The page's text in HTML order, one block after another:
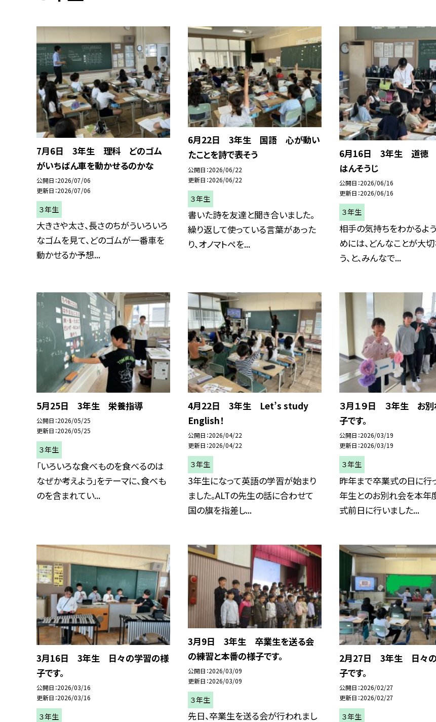
7月6日 3年生 理科 どのゴム
がいちばん車を動かせるのかな
公開日 2026/07/06
更新日 2026/07/06
３年生
大きさや太さ、長さのちがういろいろ
なゴムを見て、どのゴムが一番車を
動かせるか予想...
6月22日 3年生 国語 心が動い
たことを詩で表そう
公開日 2026/06/22
更新日 2026/06/22
３年生
書いた詩を友達と聞き合いました。
繰り返して使っている言葉があった
り、オノマトペを...
6月16日 3年生 道徳
はんそうじ
公開日 2026/06/16
更新日 2026/06/16
３年生
相手の気持ちをわかるよ
めには、どんなことが大
う、と、みんなで...
5月25日 3年生 栄養指導
公開日 2026/05/25
更新日 2026/05/25
３年生
「いろいろな食べものを食べるのは
なぜか考えよう」をテーマに、食べも
のを含まれてい...
4月22日 3年生 Let’s study
English！
公開日 2026/04/22
更新日 2026/04/22
３年生
3年生になって英語の学習が始まり
ました。ALTの先生の話に合わせて
国の旗を指差し...
３月１９日 ３年生 お別
子です。
公開日 2026/03/19
更新日 2026/03/19
３年生
昨年まで卒業式の日に行
年生とのお別れ会を本年
式前日に行いました...
3月16日 3年生 日々の学習の様
子です。
公開日 2026/03/16
更新日 2026/03/16
３年生
3月9日 3年生 卒業生を送る会
の練習と本番の様子です。
公開日 2026/03/09
更新日 2026/03/09
３年生
先日、卒業生を送る会が行われまし
2月27日 3年生 日々
子です。
公開日 2026/02/27
更新日 2026/02/27
３年生